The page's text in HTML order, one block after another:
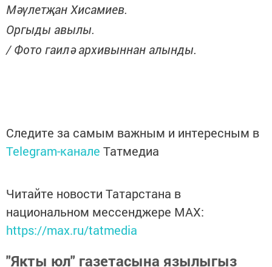
Мәүлетҗан Хисамиев.
Оргыды авылы.
/ Фото гаилә архивыннан алынды.
Следите за самым важным и интересным в
Telegram-канале Татмедиа
Читайте новости Татарстана в
национальном мессенджере MАХ:
https://max.ru/tatmedia
"Якты юл" газетасына язылыгыз